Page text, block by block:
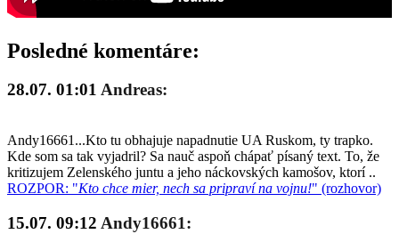
Posledné komentáre:
28.07. 01:01 Andreas:
Andy16661...Kto tu obhajuje napadnutie UA Ruskom, ty trapko.
Kde som sa tak vyjadril? Sa nauč aspoň chápať písaný text. To, že
kritizujem Zelenského juntu a jeho náckovských kamošov, ktorí ..
ROZPOR: "Kto chce mier, nech sa pripraví na vojnu!" (rozhovor)
15.07. 09:12 Andy16661: